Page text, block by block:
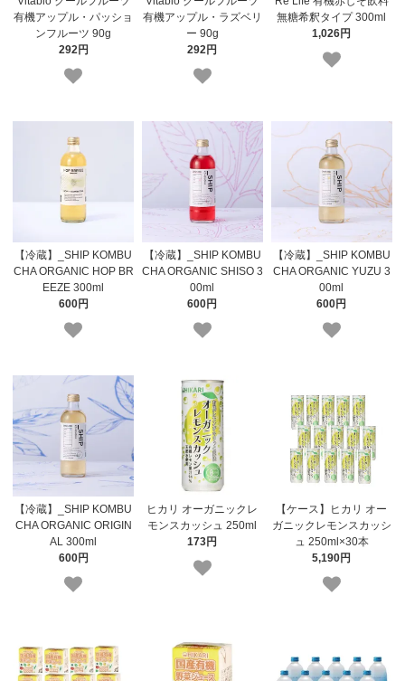
有機アップル・パッショ
ンフルーツ 90g
292円
有機アップル・ラズベリ
ー 90g
292円
無糖希釈タイプ 300ml
1,026円
【冷蔵】_SHIP KOMBU
CHA ORGANIC HOP BR
EEZE 300ml
600円
【冷蔵】_SHIP KOMBU
CHA ORGANIC SHISO 3
00ml
600円
【冷蔵】_SHIP KOMBU
CHA ORGANIC YUZU 3
00ml
600円
【冷蔵】_SHIP KOMBU
CHA ORGANIC ORIGIN
AL 300ml
600円
ヒカリ オーガニックレ
モンスカッシュ 250ml
173円
【ケース】ヒカリ オー
ガニックレモンスカッシ
ュ 250ml×30本
5,190円